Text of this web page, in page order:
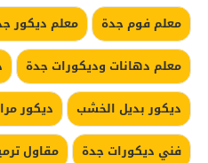
معلم فوم جدة
معلم ديكور
معلم دهانات وديكورات جدة
ديكور بديل الخشب
ديكور
فني ديكورات جدة
مقاول